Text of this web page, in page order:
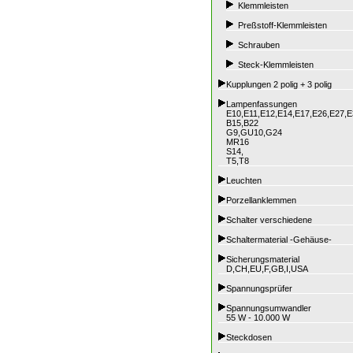
Klemmleisten
Preßstoff-Klemmleisten
Schrauben
Steck-Klemmleisten
Kupplungen 2 polig + 3 polig
Lampenfassungen
B15,B22
G9,GU10,G24
MR16
S14,
T5,T8
Leuchten
Porzellanklemmen
Schalter verschiedene
Schaltermaterial -Gehäuse-
Sicherungsmaterial
D,CH,EU,F,GB,I,USA
Spannungsprüfer
Spannungsumwandler
55 W - 10.000 W
Steckdosen